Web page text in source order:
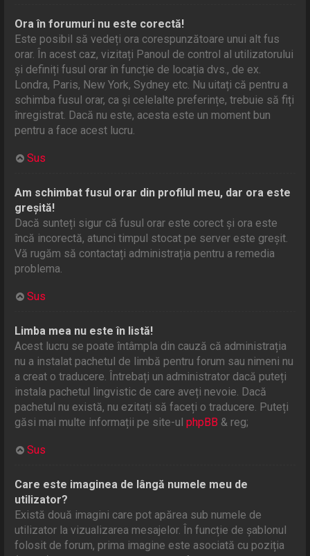
Ora în forumuri nu este corectă!
Este posibil să vedeți ora corespunzătoare unui alt fus
orar. În acest caz, vizitați Panoul de control al utilizatorului
și definiți fusul orar în funcție de locația dvs., de ex.
Londra, Paris, New York, Sydney etc. Nu uitați că pentru a
schimba fusul orar, ca și celelalte preferințe, trebuie să fiți
înregistrat. Dacă nu este, acesta este un moment bun
pentru a face acest lucru.
Sus
Am schimbat fusul orar din profilul meu, dar ora este
greșită!
Dacă sunteți sigur că fusul orar este corect și ora este
încă incorectă, atunci timpul stocat pe server este greșit.
Vă rugăm să contactați administrația pentru a remedia
problema.
Sus
Limba mea nu este în listă!
Acest lucru se poate întâmpla din cauză că administrația
nu a instalat pachetul de limbă pentru forum sau nimeni nu
a creat o traducere. Întrebați un administrator dacă puteți
instala pachetul lingvistic de care aveți nevoie. Dacă
pachetul nu există, nu ezitați să faceți o traducere. Puteți
găsi mai multe informații pe site-ulphpBB & reg;
Sus
Care este imaginea de lângă numele meu de
utilizator?
Există două imagini care pot apărea sub numele de
utilizator la vizualizarea mesajelor. În funcție de șablonul
folosit de forum, prima imagine este asociată cu poziția